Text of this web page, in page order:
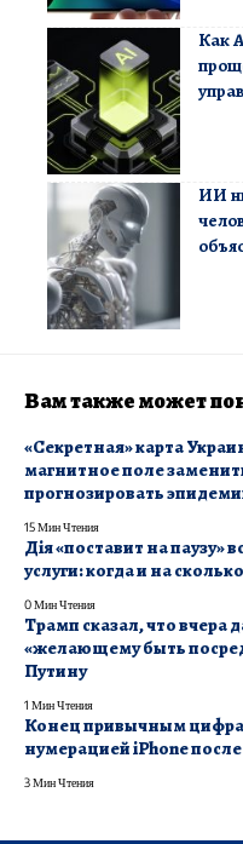
Как
ИИ
Вам также может
«Секретная» карта
магнитное поле
прогнозировать
15 Мин Чтения
Дія «поставит на паузу»
услуги: когда и на сколько
0 Мин Чтения
Трамп сказал, что вчера
«желающему быть
Путину
1 Мин Чтения
Конец привычным
нумерацией iPhone после
3 Мин Чтения